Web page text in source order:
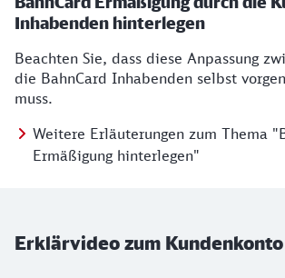
Inhabenden hinterlegen
Beachten Sie, dass diese Anpassung
die BahnCard Inhabenden selbst
muss.
Weitere Erläuterungen zum Thema
Ermäßigung hinterlegen"
Erklärvideo zum Kundenkonto